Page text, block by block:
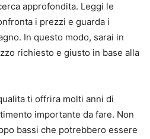
approfondita. Leggi le
i prezzi e guarda i
In questo modo, sarai in
richiesto e giusto in base alla
ti offrira molti anni di
importante da fare. Non
bassi che potrebbero essere